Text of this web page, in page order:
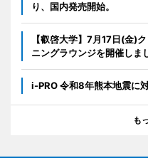
り、国内発売開始。
【叡啓大学】7月17日(金)
ニングラウンジを開催しま
i-PRO 令和8年熊本地震に
も